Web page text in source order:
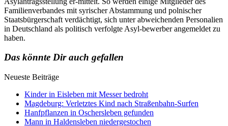
Familienverbandes mit syrischer Abstammung und polnischer
Staatsbürgerschaft verdächtigt, sich unter abweichenden Personalien
in Deutschland als politisch verfolgte Asyl-bewerber angemeldet zu
haben.
Das könnte Dir auch gefallen
Neueste Beiträge
Kinder in Eisleben mit Messer bedroht
Magdeburg: Verletztes Kind nach Straßenbahn-Surfen
Hanfpflanzen in Oschersleben gefunden
Mann in Haldensleben niedergestochen